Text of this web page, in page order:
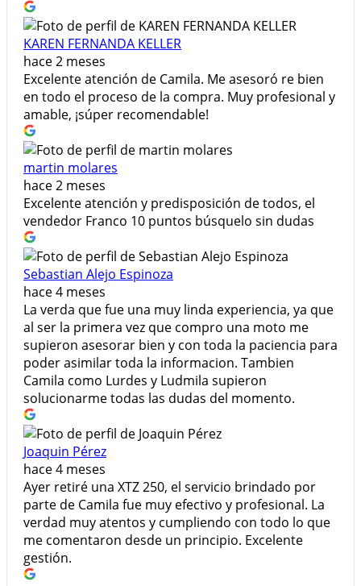
KAREN FERNANDA KELLER
hace 2 meses
​Excelente atención de Camila. Me asesoró re bien
en todo el proceso de la compra. Muy profesional y
amable, ¡súper recomendable!
martin molares
hace 2 meses
Excelente atención y predisposición de todos, el
vendedor Franco 10 puntos búsquelo sin dudas
Sebastian Alejo Espinoza
hace 4 meses
La verda que fue una muy linda experiencia, ya que
al ser la primera vez que compro una moto me
supieron asesorar bien y con toda la paciencia para
poder asimilar toda la informacion. Tambien
Camila como Lurdes y Ludmila supieron
solucionarme todas las dudas del momento.
Joaquin Pérez
hace 4 meses
Ayer retiré una XTZ 250, el servicio brindado por
parte de Camila fue muy efectivo y profesional. La
verdad muy atentos y cumpliendo con todo lo que
me comentaron desde un principio. Excelente
gestión.